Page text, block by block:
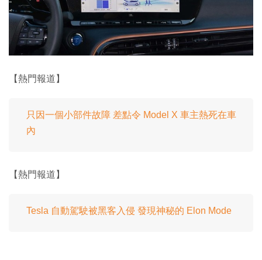
【熱門報道】
只因一個小部件故障 差點令 Model X 車主熱死在車
內
【熱門報道】
Tesla 自動駕駛被黑客入侵 發現神秘的 Elon Mode